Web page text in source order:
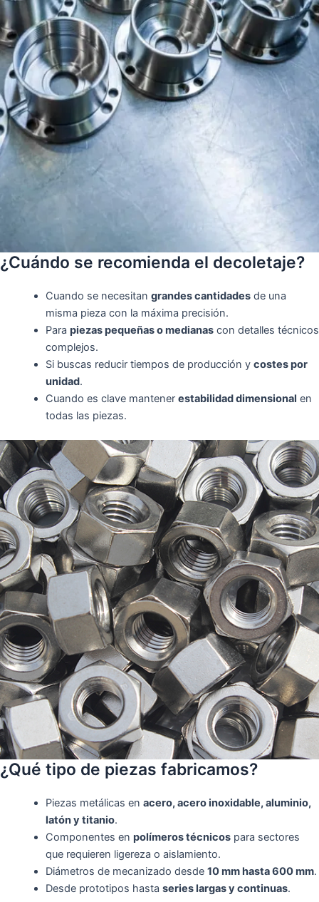
¿Cuándo se recomienda el decoletaje?
Cuando se necesitan grandes cantidadesde una
misma pieza con la máxima precisión.
Para piezas pequeñas o medianascon detalles técnicos
complejos.
Si buscas reducir tiempos de producción y costes por
unidad.
Cuando es clave mantener estabilidad dimensional en
todas las piezas.
¿Qué tipo de piezas fabricamos?
Piezas metálicas en acero, acero inoxidable, aluminio,
latón y titanio.
Componentes en polímeros técnicospara sectores
que requieren ligereza o aislamiento.
Diámetros de mecanizado desde 10 mm hasta 600 mm.
Desde prototipos hasta series largas y continuas.